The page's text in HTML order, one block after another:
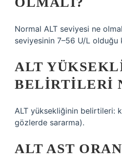
Normal ALT seviyesi ne
seviyesinin 7–56 U/L olduğu
ALT
BELIRTILERI
ALT yüksekliğinin belirtileri:
gözlerde sararma).
ALT AST